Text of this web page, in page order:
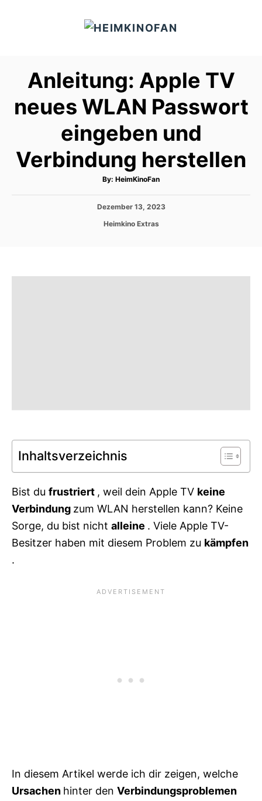
Anleitung: Apple TV
neues WLAN Passwort
eingeben und
Verbindung herstellen
By: A
t
o
HeimKinoFan
P
Dezember 13, 2023
C
o
Heimkino Extras
Inhaltsverzeichnis
Bist du frustriert , weil dein Apple TV keine
Verbindung zum WLAN herstellen kann? Keine
Sorge, du bist nicht alleine . Viele Apple TV-
Besitzer haben mit diesem Problem zu kämpfen
.
In diesem Artikel werde ich dir zeigen, welche
Ursachen hinter den Verbindungsproblemen